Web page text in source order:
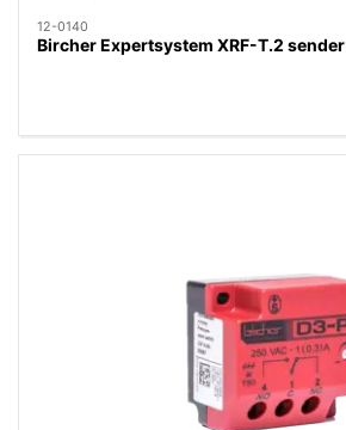
12-0140
Bircher Expertsystem XRF-T.2 sender